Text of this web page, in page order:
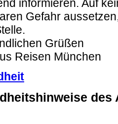
informieren. Auf
Gefahr
Grüßen
Reisen München
des